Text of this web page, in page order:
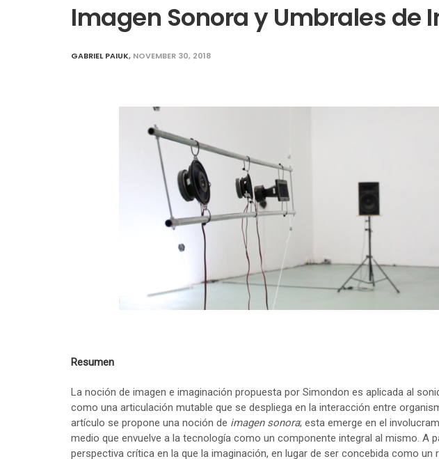
Imagen Sonora y Umbrales de
GABRIEL PAIUK, NOVEMBER 30, 2018
Resumen
La noción de imagen e imaginación propuesta por Simondon es aplicada al
como una articulación mutable que se despliega en la interacción entre
artículo se propone una noción de imagen sonora; esta emerge en el
medio que envuelve a la tecnología como un componente integral al mismo. A
perspectiva crítica en la que la imaginación, en lugar de ser concebida como un